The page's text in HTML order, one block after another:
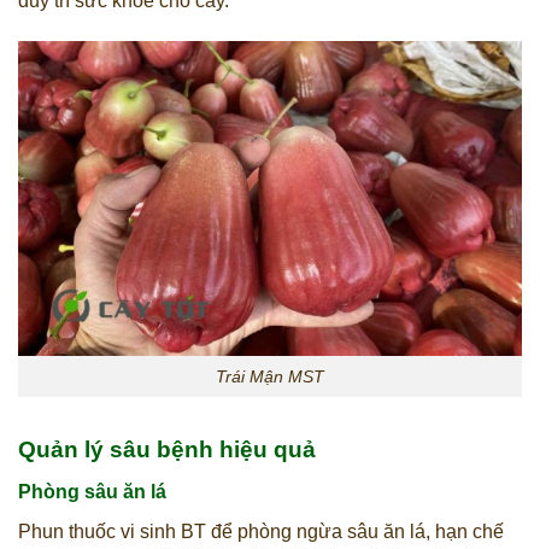
Trái Mận MST
Quản lý sâu bệnh hiệu quả
Phòng sâu ăn lá
Phun thuốc vi sinh BT để phòng ngừa sâu ăn lá, hạn chế